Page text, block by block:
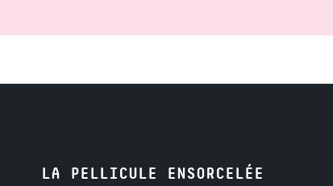
LA PELLICULE ENSORCELÉE